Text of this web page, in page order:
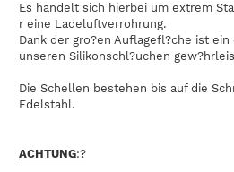
Es handelt sich hierbei um extrem
r eine Ladeluftverrohrung.
Dank der gro?en Auflagefl?che ist
unseren Silikonschl?uchen
Die Schellen bestehen bis auf die
Edelstahl.
ACHTUNG:?